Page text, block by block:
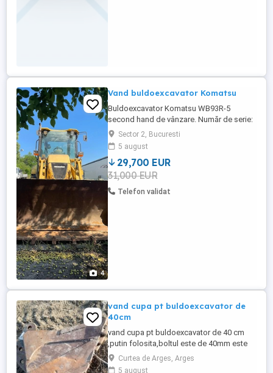
4
Vand buldoexcavator Komatsu
Buldoexcavator Komatsu WB93R-5
second hand de vânzare. Număr de serie:
KMTWB014A77F50152. An: 2005. 3142 ore
(prevăzute). Tracțiune integrală. Greutate:
9000 kg. Include: 1 x cupă de încărcare
verticală de 1000L, 1 x cupă pentru
săparea șanțurilor, 1 x cupă pentru
terasamente și 2 x cupe excavator. Lățime:
...
Sector 2, Bucuresti
5 august
29,700 EUR
31,000 EUR
Telefon validat
vand cupa pt buldoexcavator de
40cm
vand cupa pt buldoexcavator de 40 cm
,putin folosita,boltul este de 40mm este
adusa din elvetia la licitatie
Curtea de Arges, Arges
5 august